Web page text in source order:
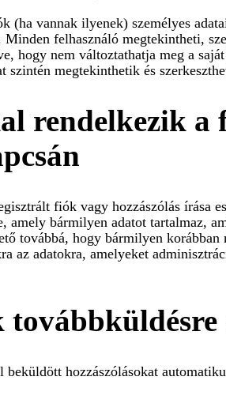
(ha vannak ilyenek) személyes
felhasználó megtekintheti,
hogy nem változtathatja meg a
szintén megtekinthetik és
rendelkezik a
fiók vagy hozzászólás írása
amely bármilyen adatot tartalmaz,
továbbá, hogy bármilyen korábban
az adatokra, amelyeket
beküldött hozzászólásokat